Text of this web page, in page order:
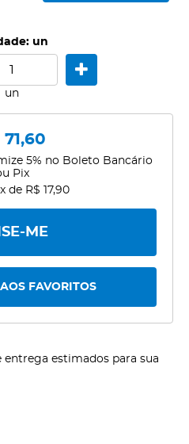
un
un
71,60
5% no Boleto Bancário
Pix
de R$ 17,90
ME
FAVORITOS
entrega estimados para sua